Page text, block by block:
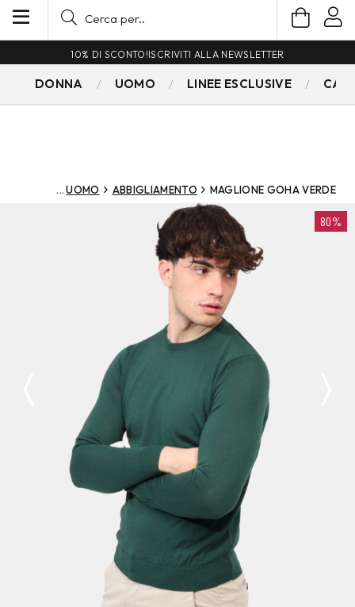
10% DI SCONTO!ISCRIVITI ALLA NEWSLETTER
DONNA UOMO LINEE ESCLUSIVE
UOMO ABBIGLIAMENTO MAGLIONE GOHA VERDE
80%